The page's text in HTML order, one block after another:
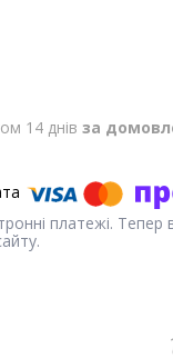
14 днів за
платежі.